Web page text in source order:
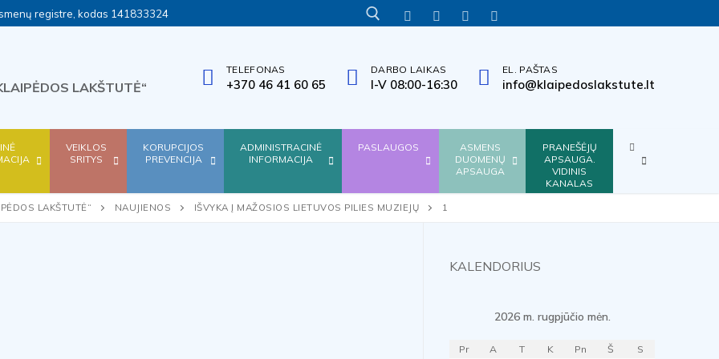
registre, kodas 141833324
Search for:
TITULINISVERSIJA
NEĮGALIESIEMS
TINKLALAPIO
STRUKTŪRA
INFORMACIJA
GESTŲLENGVAI
LAKŠTUTĖ“
TELEFONAS
+370 46 41 60 65
DARBO LAIKAS
I-V 08:00-16:30
EL. PAŠTAS
info@klaipedoslakstute.lt
VEIKLOS
SRITYS
KORUPCIJOS
PREVENCIJA
ADMINISTRACINĖ
INFORMACIJA
PASLAUGOS
ASMENS
DUOMENŲ
APSAUGA
PRANEŠĖJŲ
APSAUGA.
VIDINIS
KANALAS
LAKŠTUTĖ“ NAUJIENOS IŠVYKA Į MAŽOSIOS LIETUVOS PILIES MUZIEJŲ 1
KALENDORIUS
2026 m. rugpjūčio mėn.
Pr A T K Pn Š
S